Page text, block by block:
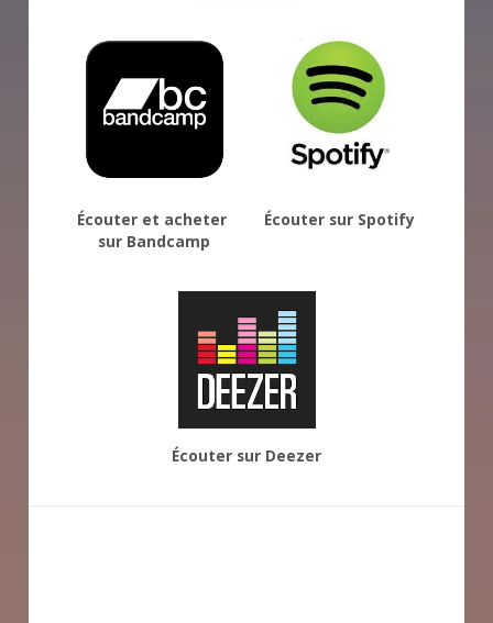
Écouter et acheter
sur Bandcamp
Écouter sur Spotify
Écouter sur Deezer